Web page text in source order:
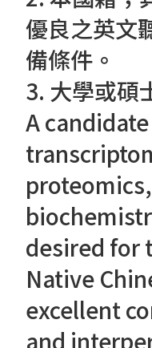
優良之英文
備條件。
3. 大學或碩
A
desired for
Native
excellent
and